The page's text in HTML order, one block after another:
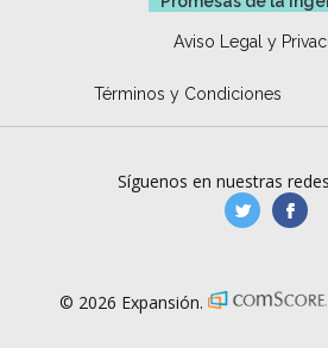
Aviso Legal y
Términos y Condiciones
Síguenos en nuestras
© 2026 Expansión.